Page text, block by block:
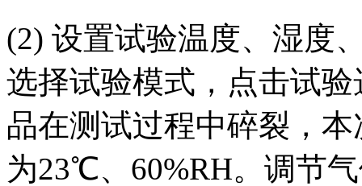
(2) 设置试验温度、湿度
选择试验模式，点击试
品在测试过程中碎裂，
为23℃、60%RH。调节